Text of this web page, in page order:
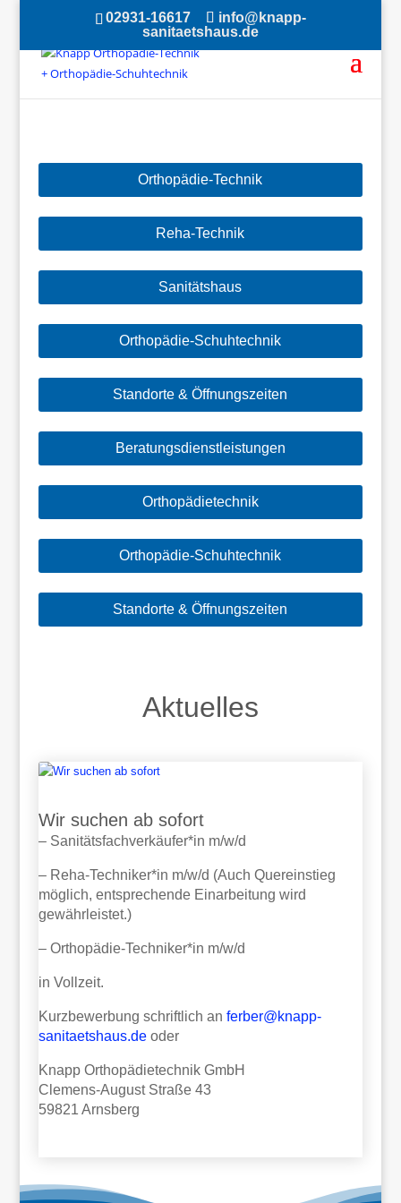
02931-16617
info@knapp-
sanitaetshaus.de
Orthopädie-Technik
Reha-Technik
Sanitätshaus
Orthopädie-Schuhtechnik
Standorte & Öffnungszeiten
Beratungsdienstleistungen
Orthopädietechnik
Orthopädie-Schuhtechnik
Standorte & Öffnungszeiten
Aktuelles
Wir suchen ab sofort
– Sanitätsfachverkäufer*in m/w/d
– Reha-Techniker*in m/w/d (Auch Quereinstieg
möglich, entsprechende Einarbeitung wird
gewährleistet.)
– Orthopädie-Techniker*in m/w/d
in Vollzeit.
Kurzbewerbung schriftlich an ferber@knapp-
sanitaetshaus.deoder
Knapp Orthopädietechnik GmbH
Clemens-August Straße 43
59821 Arnsberg